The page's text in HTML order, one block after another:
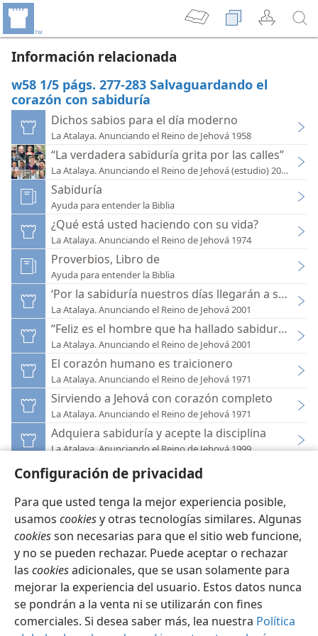
Configuración de privacidad
Para que usted tenga la mejor experiencia posible,
usamos cookiesy otras tecnologías similares. Algunas
cookiesson necesarias para que el sitio web funcione,
y no se pueden rechazar. Puede aceptar o rechazar
las cookiesadicionales, que se usan solamente para
mejorar la experiencia del usuario. Estos datos nunca
se pondrán a la venta ni se utilizarán con fines
comerciales. Si desea saber más, lea nuestra Política
Información relacionada
w58 1/5 págs. 277-283 Salvaguardando el
corazón con sabiduría
Dichos sabios para el día moderno
La Atalaya. Anunciando el Reino de Jehová 1958
“La verdadera sabiduría grita por las calles”
La Atalaya. Anunciando el Reino de Jehová (estudio) 2022
Sabiduría
Ayuda para entender la Biblia
¿Qué está usted haciendo con su vida?
La Atalaya. Anunciando el Reino de Jehová 1974
Proverbios, Libro de
Ayuda para entender la Biblia
‘Por la sabiduría nuestros días llegarán a ser
La Atalaya. Anunciando el Reino de Jehová 2001
“Feliz es el hombre que ha hallado sabiduría”
La Atalaya. Anunciando el Reino de Jehová 2001
El corazón humano es traicionero
La Atalaya. Anunciando el Reino de Jehová 1971
Sirviendo a Jehová con corazón completo
La Atalaya. Anunciando el Reino de Jehová 1971
Adquiera sabiduría y acepte la disciplina
La Atalaya. Anunciando el Reino de Jehová 1999
Español Configuración
Copyright© 2026 Watch Tower Bible and Tract Society of Pennsylvania
Condiciones de uso
Política de privacidad
Configuración de privacidad
JW.ORG Iniciar sesión